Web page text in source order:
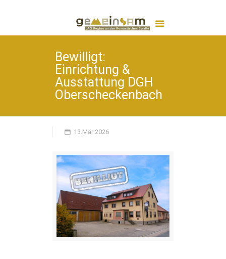
Bewilligt:
Einrichtung &
Ausstattung DGH
Oberscheckenbach
13.Mär 2026